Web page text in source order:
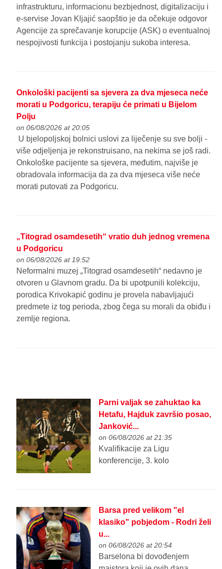
infrastrukturu, informacionu bezbjednost, digitalizaciju i
e-servise Jovan Kljajić saopštio je da očekuje odgovor
Agencije za sprečavanje korupcije (ASK) o eventualnoj
nespojivosti funkcija i postojanju sukoba interesa.
Onkološki pacijenti sa sjevera za dva mjeseca neće
morati u Podgoricu, terapiju će primati u Bijelom
Polju
on 06/08/2026 at 20:05
U bjelopoljskoj bolnici uslovi za liječenje su sve bolji -
više odjeljenja je rekonstruisano, na nekima se još radi.
Onkološke pacijente sa sjevera, međutim, najviše je
obradovala informacija da za dva mjeseca više neće
morati putovati za Podgoricu.
„Titograd osamdesetih“ vratio duh jednog vremena
u Podgoricu
on 06/08/2026 at 19:52
Neformalni muzej „Titograd osamdesetih“ nedavno je
otvoren u Glavnom gradu. Da bi upotpunili kolekciju,
porodica Krivokapić godinu je provela nabavljajući
predmete iz tog perioda, zbog čega su morali da obiđu i
zemlje regiona.
Parni valjak se zahuktao ka
Hetafu, Hajduk završio posao,
Janković...
on 06/08/2026 at 21:35
Kvalifikacije za Ligu
konferencije, 3. kolo
Barsa pred velikom "el
klasiko" pobjedom - Rodri želi
u...
on 06/08/2026 at 20:54
Barselona bi dovođenjem